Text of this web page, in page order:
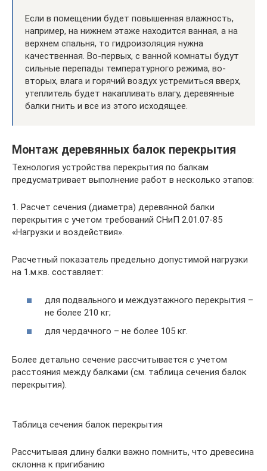
Если в помещении будет повышенная влажность,
например, на нижнем этаже находится ванная, а на
верхнем спальня, то гидроизоляция нужна
качественная. Во-первых, с ванной комнаты будут
сильные перепады температурного режима, во-
вторых, влага и горячий воздух устремиться вверх,
утеплитель будет накапливать влагу, деревянные
балки гнить и все из этого исходящее.
Монтаж деревянных балок перекрытия
Технология устройства перекрытия по балкам
предусматривает выполнение работ в несколько этапов:
1. Расчет сечения (диаметра) деревянной балки
перекрытия с учетом требований СНиП 2.01.07-85
«Нагрузки и воздействия».
Расчетный показатель предельно допустимой нагрузки
на 1.м.кв. составляет:
для подвального и междуэтажного перекрытия –
не более 210 кг;
для чердачного – не более 105 кг.
Более детально сечение рассчитывается с учетом
расстояния между балками (см. таблица сечения балок
перекрытия).
Таблица сечения балок перекрытия
Рассчитывая длину балки важно помнить, что древесина
склонна к пригибанию